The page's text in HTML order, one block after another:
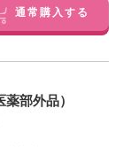
通常購入する
部外品）